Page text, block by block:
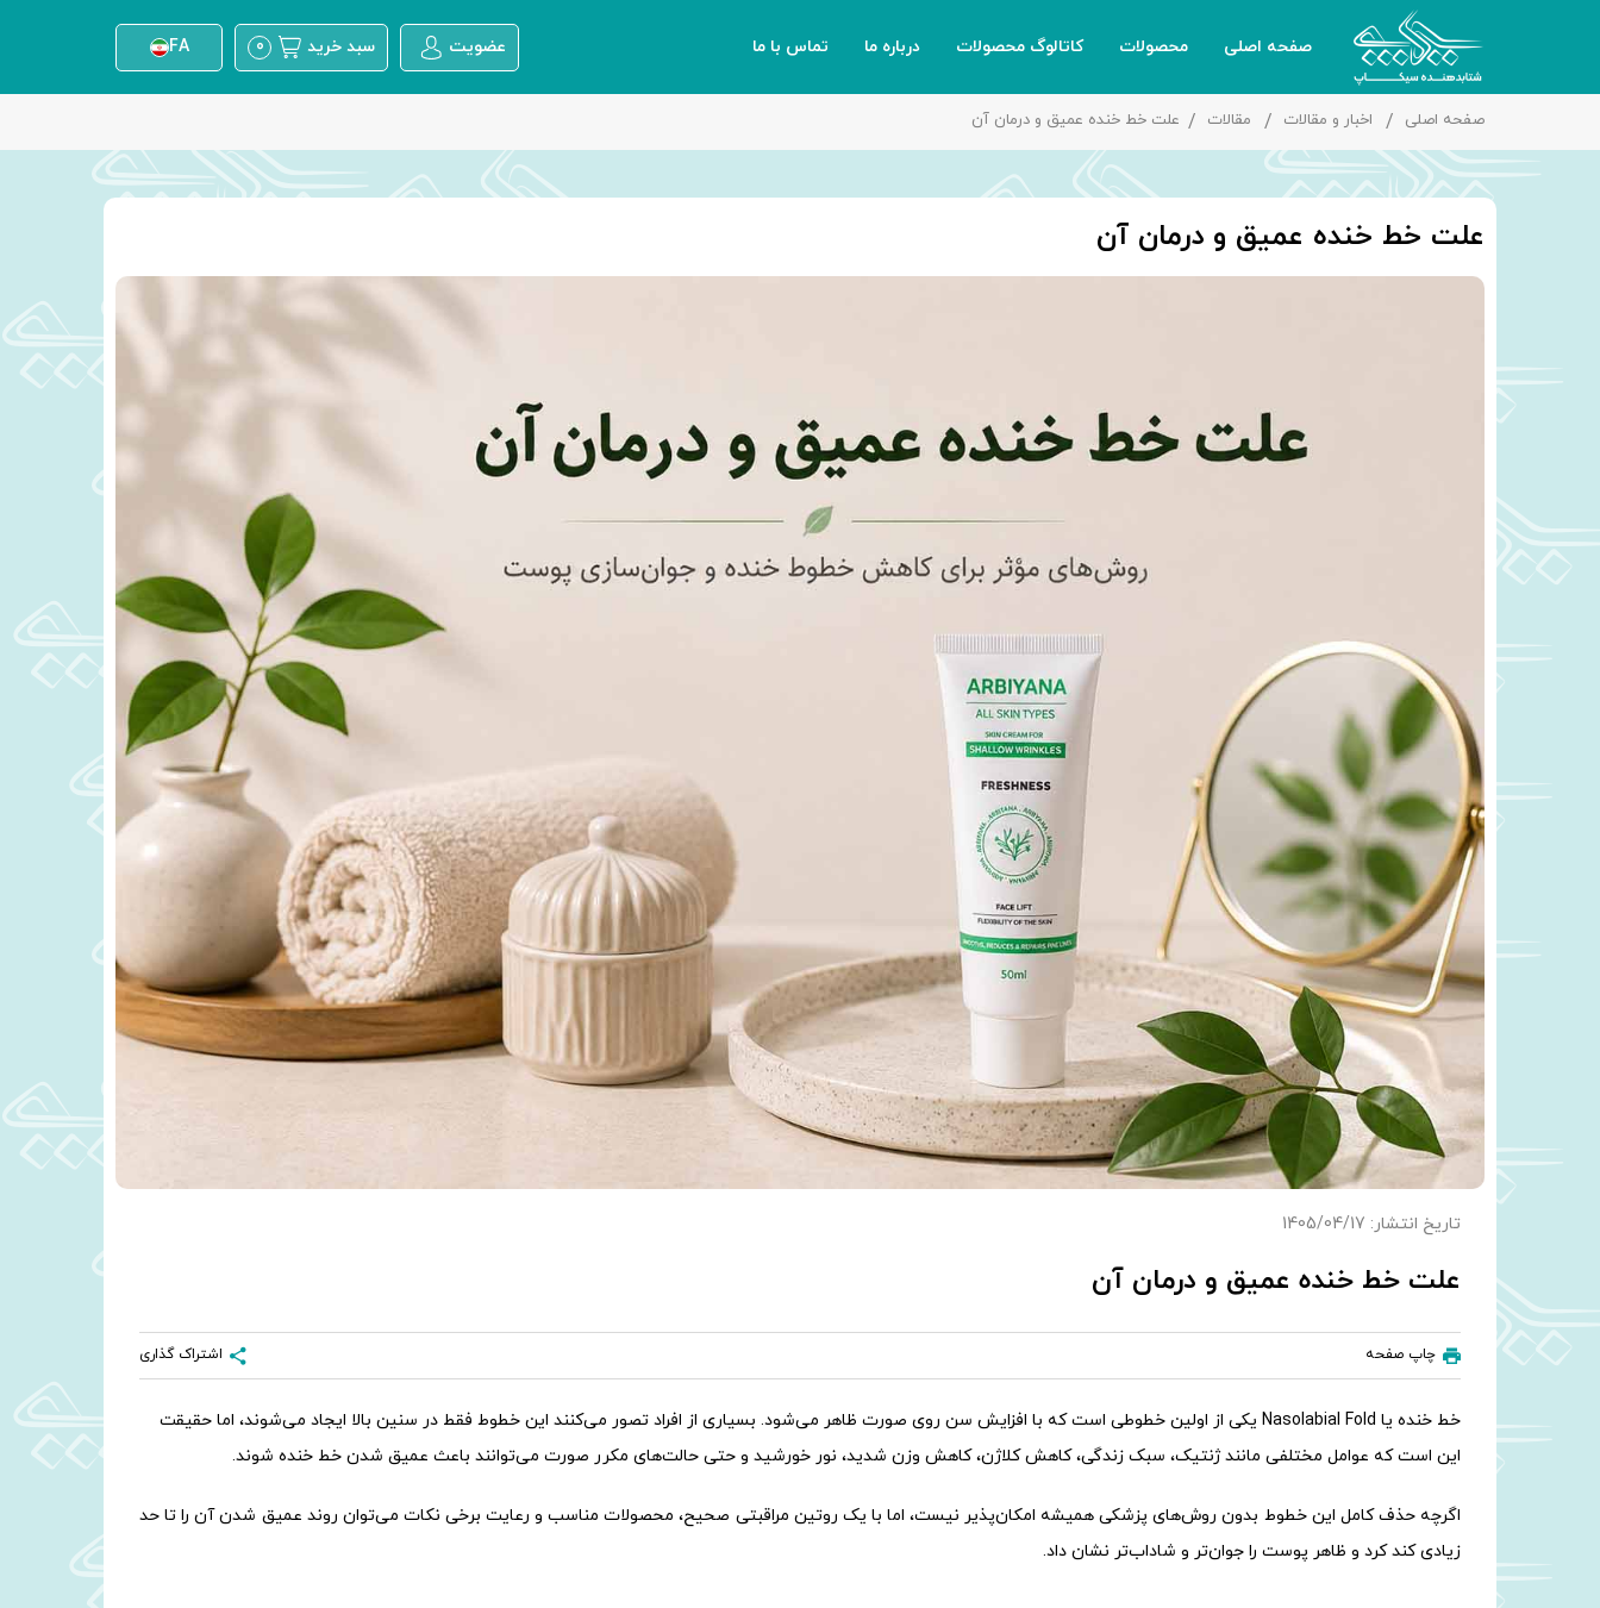
صفحه اصلی محصولات کاتالوگ محصولات درباره ما تماس با ما عضویت سبد خرید 0
FA
صفحه اصلی اخبار و مقالات مقالات علت خط خنده عمیق و درمان آن
علت خط خنده عمیق و درمان آن
تاریخ انتشار: 1405/04/17
علت خط خنده عمیق و درمان آن
چاپ صفحه اشتراک گذاری
خط خنده یا Nasolabial Fold یکی از اولین خطوطی است که با افزایش سن روی صورت ظاهر می‌شود. بسیاری از افراد تصور می‌کنند این خطوط فقط در سنین بالا ایجاد می‌شوند، اما حقیقت
این است که عوامل مختلفی مانند ژنتیک، سبک زندگی، کاهش کلاژن، کاهش وزن شدید، نور خورشید و حتی حالت‌های مکرر صورت می‌توانند باعث عمیق شدن خط خنده شوند.
اگرچه حذف کامل این خطوط بدون روش‌های پزشکی همیشه امکان‌پذیر نیست، اما با یک روتین مراقبتی صحیح، محصولات مناسب و رعایت برخی نکات می‌توان روند عمیق شدن آن را تا حد
زیادی کند کرد و ظاهر پوست را جوان‌تر و شاداب‌تر نشان داد.